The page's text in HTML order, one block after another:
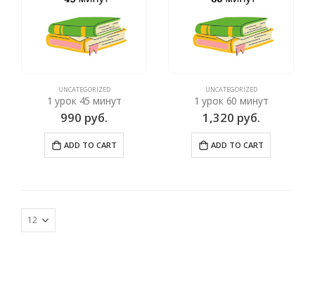
UNCATEGORIZED
1 урок 45 минут
990 руб.
ADD TO CART
UNCATEGORIZED
1 урок 60 минут
1,320 руб.
ADD TO CART